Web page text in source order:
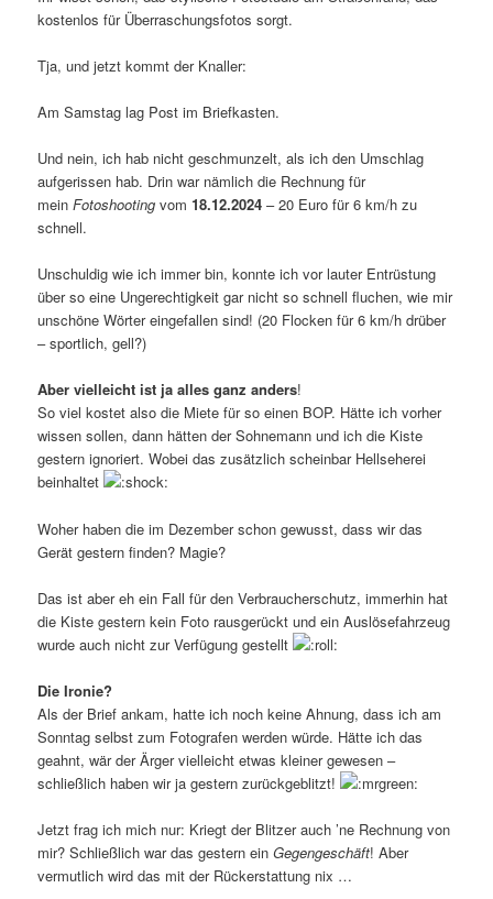
kostenlos für Überraschungsfotos sorgt.
Tja, und jetzt kommt der Knaller:
Am Samstag lag Post im Briefkasten.
Und nein, ich hab nicht geschmunzelt, als ich den Umschlag
aufgerissen hab. Drin war nämlich die Rechnung für
meinFotoshooting vom18.12.2024 – 20 Euro für 6 km/h zu
schnell.
Unschuldig wie ich immer bin, konnte ich vor lauter Entrüstung
über so eine Ungerechtigkeit gar nicht so schnell fluchen, wie mir
unschöne Wörter eingefallen sind! (20 Flocken für 6 km/h drüber
– sportlich, gell?)
Aber vielleicht ist ja alles ganz anders!
So viel kostet also die Miete für so einen BOP. Hätte ich vorher
wissen sollen, dann hätten der Sohnemann und ich die Kiste
gestern ignoriert. Wobei das zusätzlich scheinbar Hellseherei
beinhaltet
Woher haben die im Dezember schon gewusst, dass wir das
Gerät gestern finden? Magie?
Das ist aber eh ein Fall für den Verbraucherschutz, immerhin hat
die Kiste gestern kein Foto rausgerückt und ein Auslösefahrzeug
wurde auch nicht zur Verfügung gestellt
Die Ironie?
Als der Brief ankam, hatte ich noch keine Ahnung, dass ich am
Sonntag selbst zum Fotografen werden würde. Hätte ich das
geahnt, wär der Ärger vielleicht etwas kleiner gewesen –
schließlich haben wir ja gestern zurückgeblitzt!
Jetzt frag ich mich nur: Kriegt der Blitzer auch ’ne Rechnung von
mir? Schließlich war das gestern einGegengeschäft! Aber
vermutlich wird das mit der Rückerstattung nix …